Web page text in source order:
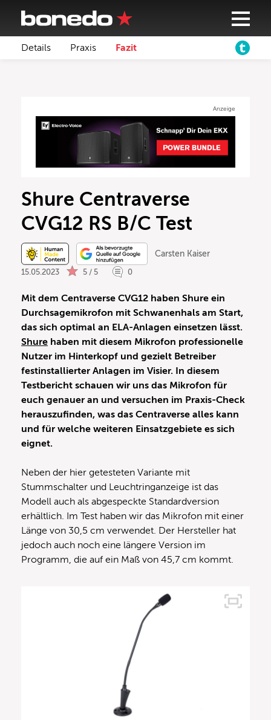
Details Praxis Fazit
Anzeige
Shure Centraverse
CVG12 RS B/C Test
Carsten Kaiser
15.05.2023 5 / 5 0
Mit dem Centraverse CVG12 haben Shure ein
Durchsagemikrofon mit Schwanenhals am Start,
das sich optimal an ELA-Anlagen einsetzen lässt.
Shure haben mit diesem Mikrofon professionelle
Nutzer im Hinterkopf und gezielt Betreiber
festinstallierter Anlagen im Visier. In diesem
Testbericht schauen wir uns das Mikrofon für
euch genauer an und versuchen im Praxis-Check
herauszufinden, was das Centraverse alles kann
und für welche weiteren Einsatzgebiete es sich
eignet.
Neben der hier getesteten Variante mit
Stummschalter und Leuchtringanzeige ist das
Modell auch als abgespeckte Standardversion
erhältlich. Im Test haben wir das Mikrofon mit einer
Länge von 30,5 cm verwendet. Der Hersteller hat
jedoch auch noch eine längere Version im
Programm, die auf ein Maß von 45,7 cm kommt.